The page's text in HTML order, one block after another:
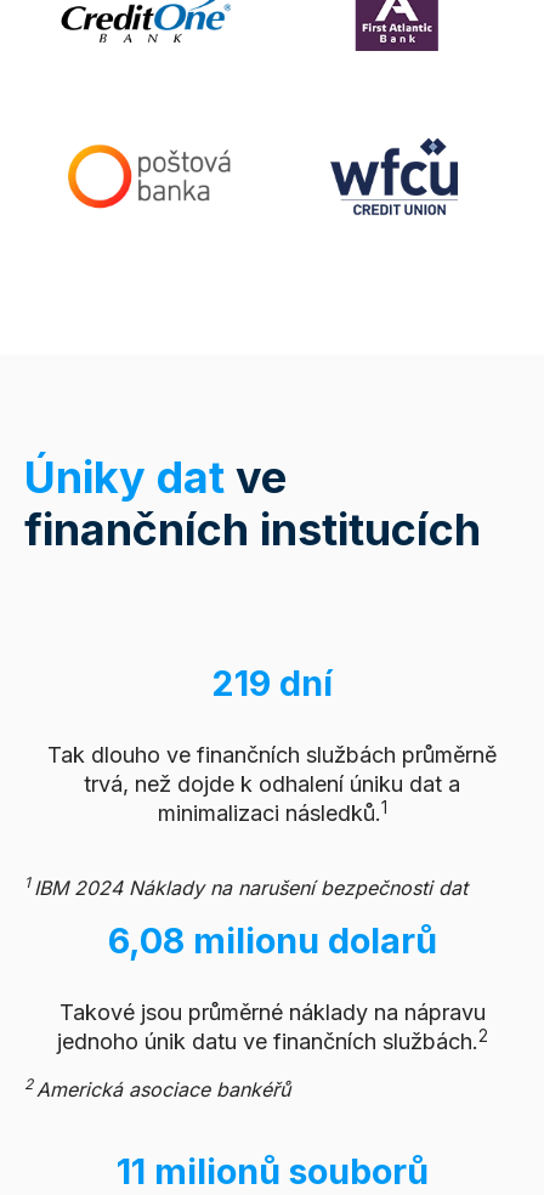
Úniky dat ve
finančních institucích
219 dní
Tak dlouho ve finančních službách průměrně
trvá, než dojde k odhalení úniku dat a
minimalizaci následků.1
1 IBM 2024 Náklady na narušení bezpečnosti dat
6,08 milionu dolarů
Takové jsou průměrné náklady na nápravu
jednoho únik datu ve finančních službách.2
2Americká asociace bankéřů
11 milionů souborů